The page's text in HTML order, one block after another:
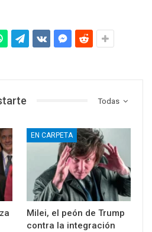
Todas
EN CARPETA
Milei, el peón de Trump
contra la integración